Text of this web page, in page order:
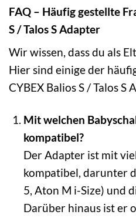
FAQ – Häufig gestellte
S / Talos S Adapter
Wir wissen, dass du als
Hier sind einige der
CYBEX Balios S / Talos S
Mit welchen
kompatibel?
Der Adapter ist mit
kompatibel, darunter
5, Aton M i-Size) und
Darüber hinaus ist er